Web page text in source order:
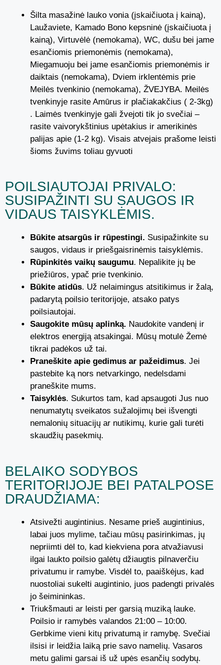
Šilta masažinė lauko vonia (įskaičiuota į kainą),
Laužaviete, Kamado Bono kepsninė (įskaičiuota į
kainą), Virtuvėlė (nemokama), WC, dušu bei jame
esančiomis priemonėmis (nemokama),
Miegamuoju bei jame esančiomis priemonėmis ir
daiktais (nemokama), Dviem irklentėmis prie
Meilės tvenkinio (nemokama), ŽVEJYBA. Meilės
tvenkinyje rasite Amūrus ir plačiakakčius ( 2-3kg)
. Laimės tvenkinyje gali žvejoti tik jo svečiai –
rasite vaivorykštinius upėtakius ir amerikinės
palijas apie (1-2 kg). Visais atvejais prašome leisti
šioms žuvims toliau gyvuoti
POILSIAUTOJAI PRIVALO:
SUSIPAŽINTI SU SAUGOS IR
VIDAUS TAISYKLĖMIS.
Būkite atsargūs ir rūpestingi. Susipažinkite su
saugos, vidaus ir priešgaisrinėmis taisyklėmis.
Rūpinkitės vaikų saugumu. Nepalikite jų be
priežiūros, ypač prie tvenkinio.
Būkite atidūs. Už nelaimingus atsitikimus ir žalą,
padarytą poilsio teritorijoje, atsako patys
poilsiautojai.
Saugokite mūsų aplinką. Naudokite vandenį ir
elektros energiją atsakingai. Mūsų motulė Žemė
tikrai padėkos už tai.
Praneškite apie gedimus ar pažeidimus. Jei
pastebite ką nors netvarkingo, nedelsdami
praneškite mums.
Taisyklės. Sukurtos tam, kad apsaugoti Jus nuo
nenumatytų sveikatos sužalojimų bei išvengti
nemalonių situacijų ar nutikimų, kurie gali turėti
skaudžių pasekmių.
BELAIKO SODYBOS
TERITORIJOJE BEI PATALPOSE
DRAUDŽIAMA:
Atsivežti augintinius. Nesame prieš augintinius,
labai juos mylime, tačiau mūsų pasirinkimas, jų
nepriimti dėl to, kad kiekviena pora atvažiavusi
ilgai laukto poilsio galėtų džiaugtis pilnaverčiu
privatumu ir ramybe. Visdėl to, paaiškėjus, kad
nuostoliai sukelti augintinio, juos padengti privalės
jo šeimininkas.
Triukšmauti ar leisti per garsią muziką lauke.
Poilsio ir ramybės valandos 21:00 – 10:00.
Gerbkime vieni kitų privatumą ir ramybę. Svečiai
ilsisi ir leidžia laiką prie savo namelių. Vasaros
metu galimi garsai iš už upės esančių sodybų.